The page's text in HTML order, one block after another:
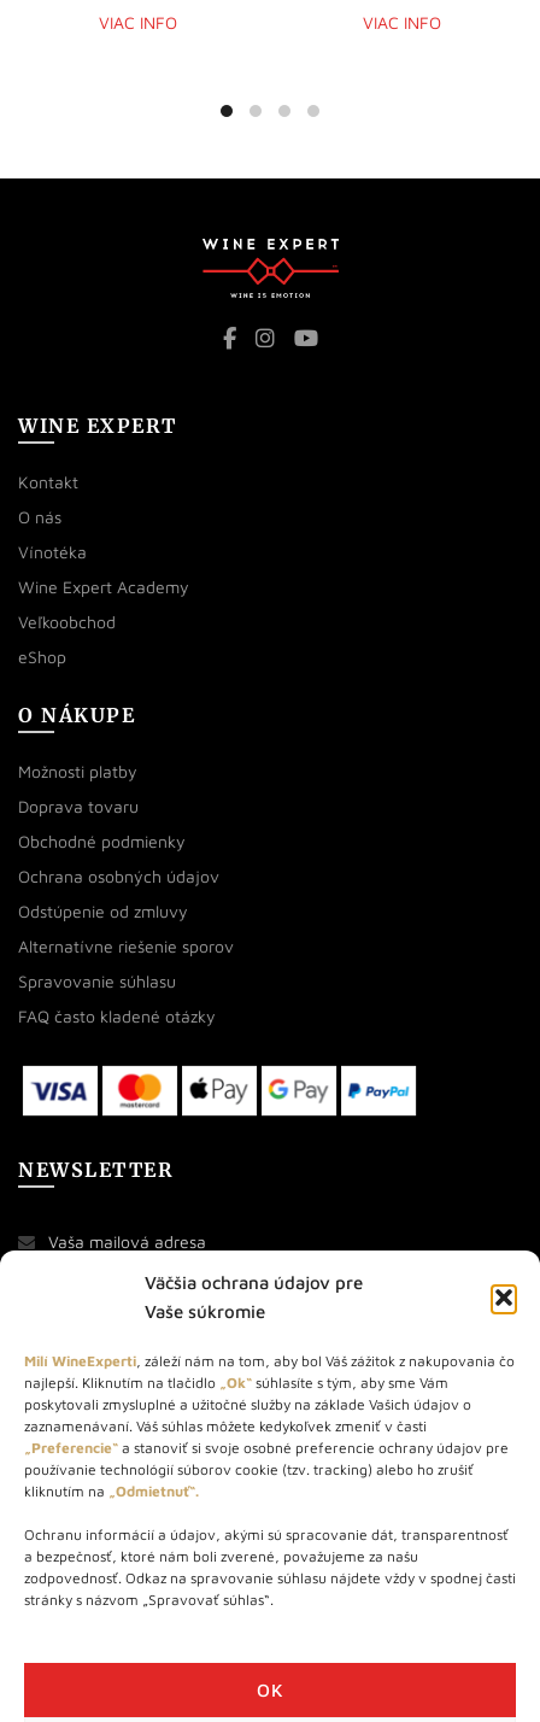
Väčšia ochrana údajov pre
Vaše súkromie
Milí WineExperti, záleží nám na tom, aby bol Váš zážitok z nakupovania čo
najlepší. Kliknutím na tlačidlo „Ok“ súhlasíte s tým, aby sme Vám
poskytovali zmysluplné a užitočné služby na základe Vašich údajov o
zaznamenávaní. Váš súhlas môžete kedykoľvek zmeniť v časti
„Preferencie“ a stanoviť si svoje osobné preferencie ochrany údajov pre
používanie technológií súborov cookie (tzv. tracking) alebo ho zrušiť
kliknutím na „Odmietnuť“.
Ochranu informácií a údajov, akými sú spracovanie dát, transparentnosť
a bezpečnosť, ktoré nám boli zverené, považujeme za našu
zodpovednosť. Odkaz na spravovanie súhlasu nájdete vždy v spodnej časti
stránky s názvom „Spravovať súhlas“.
OK
VIAC INFO VIAC INFO
WINE EXPERT
Kontakt
O nás
Vínotéka
Wine Expert Academy
Veľkoobchod
eShop
O NÁKUPE
Možnosti platby
Doprava tovaru
Obchodné podmienky
Ochrana osobných údajov
Odstúpenie od zmluvy
Alternatívne riešenie sporov
Spravovanie súhlasu
FAQ často kladené otázky
NEWSLETTER
O NÁS
STORE – obchod s vínom a destilátmi od roku 2010. Na našej
webovej stránke predávame viac ako 1000+ značkových
produktov.
Info tel.: +421 917 779 888
Vínotéka: +421 917 888 879
Vínotéka: Bratislavská 49/B, Bratislava 841 06